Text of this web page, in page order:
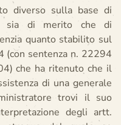
diverso sulla base di
sia di merito che di
quanto stabilito sul
(con sentenza n. 22294
che ha ritenuto che il
di una generale
trovi il suo
degli artt.